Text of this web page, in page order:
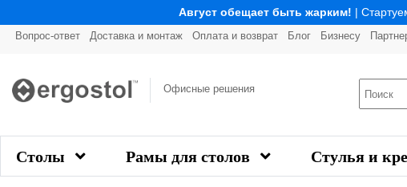
Август обещает быть жарким! |
Вопрос-ответ Доставка и монтаж Оплата и возврат Блог Бизнесу
Офисные решения
Столы Рамы для столов Стулья и